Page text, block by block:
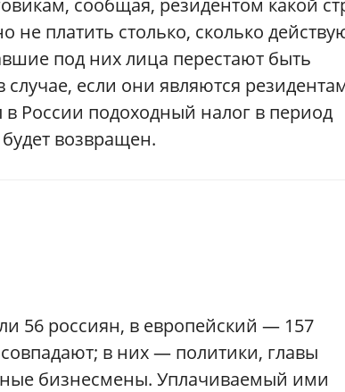
сообщая, резидентом какой
платить столько, сколько
под них лица перестают быть
если они являются
в России подоходный налог в период
возвращен.
56 россиян, в европейский — 157
в них — политики, главы
бизнесмены. Уплачиваемый ими